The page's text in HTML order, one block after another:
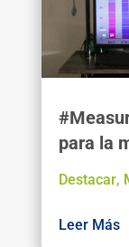
para la
Destacar,
Leer Más